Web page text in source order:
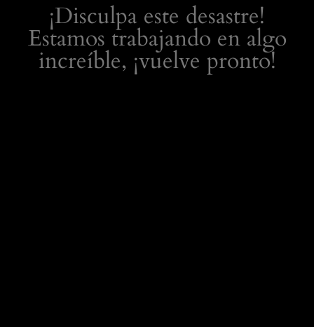
¡Disculpa este desastre!
Estamos trabajando en algo
increíble, ¡vuelve pronto!